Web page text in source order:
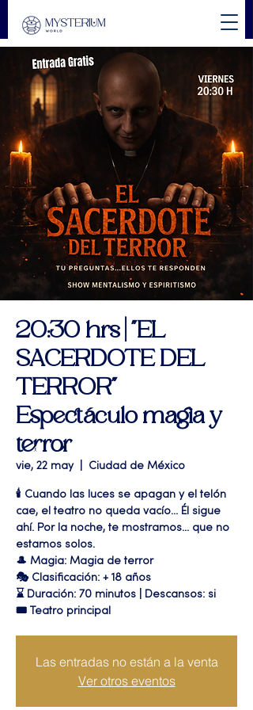
20:30 hrs | "EL
SACERDOTE DEL
TERROR"
Espectáculo magia y
terror
vie, 22 may
  |
Ciudad de México
🕯️ Cuando las luces se apagan y el telón
cae, el teatro no queda vacío... Él sigue
ahí. Por la noche, te mostramos... que no
estamos solos.
🎩 Magia: Magia de terror
🎭 Clasificación: + 18 años
⌛ Duración: 70 minutos | Descansos: si
🎟 Teatro principal
Las entradas no están a la venta
Ver otros eventos